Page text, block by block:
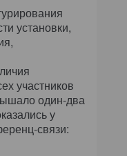
установки,
участников
один-два
у
связи: